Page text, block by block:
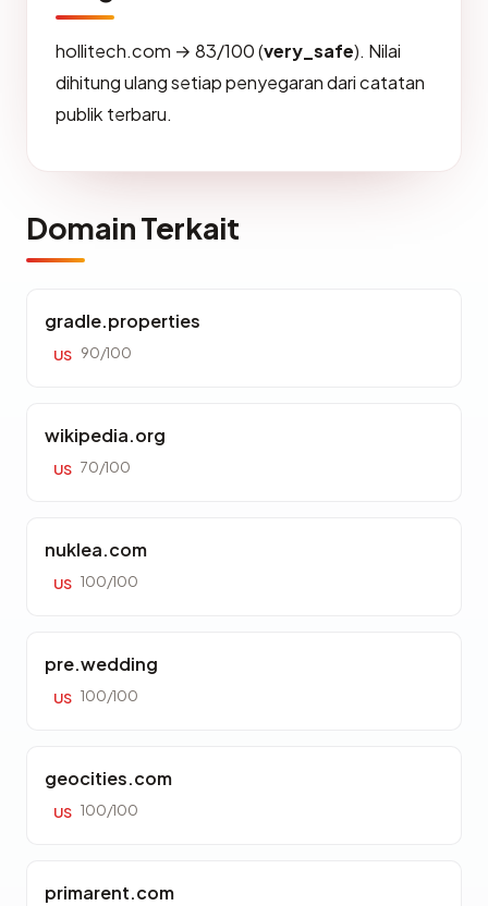
hollitech.com → 83/100 (very_safe). Nilai
dihitung ulang setiap penyegaran dari catatan
publik terbaru.
Domain Terkait
gradle.properties
US 90/100
wikipedia.org
US 70/100
nuklea.com
US 100/100
pre.wedding
US 100/100
geocities.com
US 100/100
primarent.com